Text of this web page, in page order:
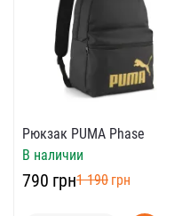
Рюкзак PUMA Phase
В наличии
‍790‍ грн‍1 190‍ грн